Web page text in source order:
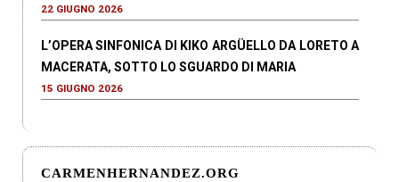
22 GIUGNO 2026
L’OPERA SINFONICA DI KIKO ARGÜELLO DA LORETO A
MACERATA, SOTTO LO SGUARDO DI MARIA
15 GIUGNO 2026
CARMENHERNANDEZ.ORG